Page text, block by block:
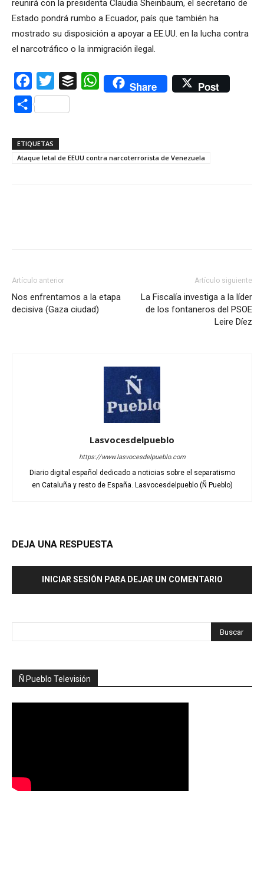
reunirá con la presidenta Claudia Sheinbaum, el secretario de
Estado pondrá rumbo a Ecuador, país que también ha
mostrado su disposición a apoyar a EE.UU. en la lucha contra
el narcotráfico o la inmigración ilegal.
Facebook
Twitter Buffer WhatsAppShare Post
Compartir
ETIQUETAS
Ataque letal de EEUU contra narcoterrorista de Venezuela
Artículo anterior
Nos enfrentamos a la etapa
decisiva (Gaza ciudad)
Artículo siguiente
La Fiscalía investiga a la líder
de los fontaneros del PSOE
Leire Díez
Lasvocesdelpueblo
https://www.lasvocesdelpueblo.com
Diario digital español dedicado a noticias sobre el separatismo
en Cataluña y resto de España. Lasvocesdelpueblo (Ñ Pueblo)
DEJA UNA RESPUESTA
INICIAR SESIÓN PARA DEJAR UN COMENTARIO
Ñ Pueblo Televisión